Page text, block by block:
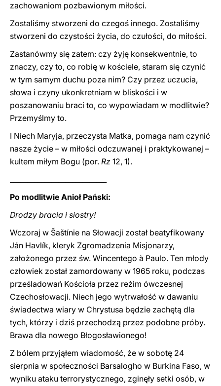
zachowaniom pozbawionym miłości.
Zostaliśmy stworzeni do czegoś innego. Zostaliśmy
stworzeni do czystości życia, do czułości, do miłości.
Zastanówmy się zatem: czy żyję konsekwentnie, to
znaczy, czy to, co robię w kościele, staram się czynić
w tym samym duchu poza nim? Czy przez uczucia,
słowa i czyny ukonkretniam w bliskości i w
poszanowaniu braci to, co wypowiadam w modlitwie?
Przemyślmy to.
I Niech Maryja, przeczysta Matka, pomaga nam czynić
nasze życie – w miłości odczuwanej i praktykowanej –
kultem miłym Bogu (por. Rz 12, 1).
Po modlitwie Anioł Pański:
Drodzy bracia i siostry!
Wczoraj w Šaštínie na Słowacji został beatyfikowany
Ján Havlík, kleryk Zgromadzenia Misjonarzy,
założonego przez św. Wincentego à Paulo. Ten młody
człowiek został zamordowany w 1965 roku, podczas
prześladowań Kościoła przez reżim ówczesnej
Czechosłowacji. Niech jego wytrwałość w dawaniu
świadectwa wiary w Chrystusa będzie zachętą dla
tych, którzy i dziś przechodzą przez podobne próby.
Brawa dla nowego Błogosławionego!
Z bólem przyjąłem wiadomość, że w sobotę 24
sierpnia w społeczności Barsalogho w Burkina Faso, w
wyniku ataku terrorystycznego, zginęły setki osób, w